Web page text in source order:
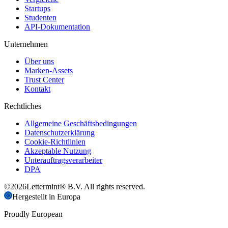
Startups
Studenten
API-Dokumentation
Unternehmen
Über uns
Marken-Assets
Trust Center
Kontakt
Rechtliches
Allgemeine Geschäftsbedingungen
Datenschutzerklärung
Cookie-Richtlinien
Akzeptable Nutzung
Unterauftragsverarbeiter
DPA
©2026Lettermint® B.V. All rights reserved.
Hergestellt in Europa
Proudly European